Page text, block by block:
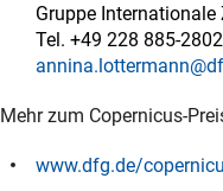
Gruppe
Tel. +49 228 885-
Mehr zum Copernicus-
www.dfg.de/